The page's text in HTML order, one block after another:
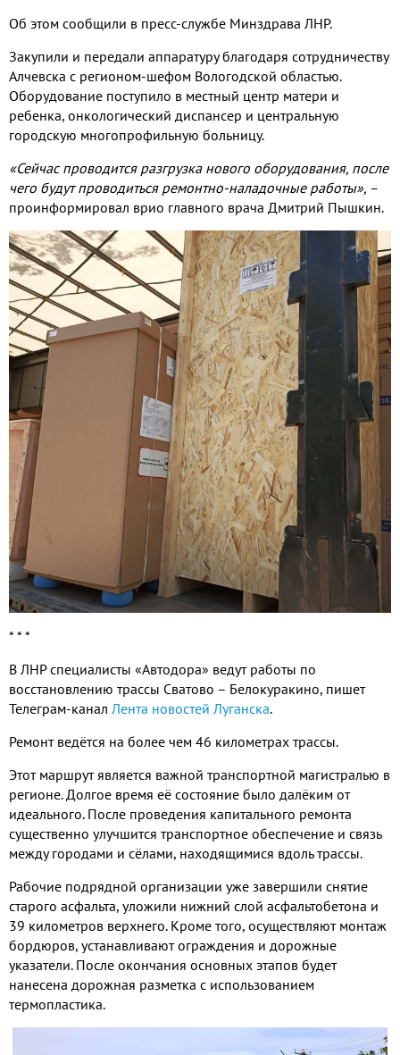
Об этом сообщили в пресс-службе Минздрава ЛНР.
Закупили и передали аппаратуру благодаря сотрудничеству
Алчевска с регионом-шефом Вологодской областью.
Оборудование поступило в местный центр матери и
ребенка, онкологический диспансер и центральную
городскую многопрофильную больницу.
«Сейчас проводится разгрузка нового оборудования, после
чего будут проводиться ремонтно-наладочные работы», –
проинформировал врио главного врача Дмитрий Пышкин.
* * *
В ЛНР специалисты «Автодора» ведут работы по
восстановлению трассы Сватово – Белокуракино, пишет
Телеграм-канал Лента новостей Луганска.
Ремонт ведётся на более чем 46 километрах трассы.
Этот маршрут является важной транспортной магистралью в
регионе. Долгое время её состояние было далёким от
идеального. После проведения капитального ремонта
существенно улучшится транспортное обеспечение и связь
между городами и сёлами, находящимися вдоль трассы.
Рабочие подрядной организации уже завершили снятие
старого асфальта, уложили нижний слой асфальтобетона и
39 километров верхнего. Кроме того, осуществляют монтаж
бордюров, устанавливают ограждения и дорожные
указатели. После окончания основных этапов будет
нанесена дорожная разметка с использованием
термопластика.